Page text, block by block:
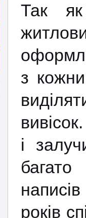
Так
з
і
багато
років